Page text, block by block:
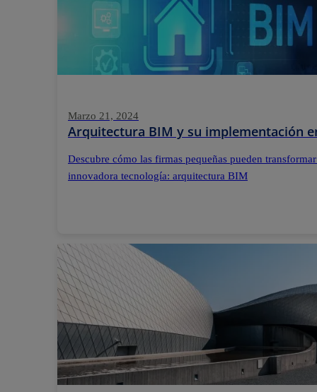
Marzo 21, 2024
Arquitectura BIM y su implementación
Descubre cómo las firmas pequeñas pueden
innovadora tecnología: arquitectura BIM